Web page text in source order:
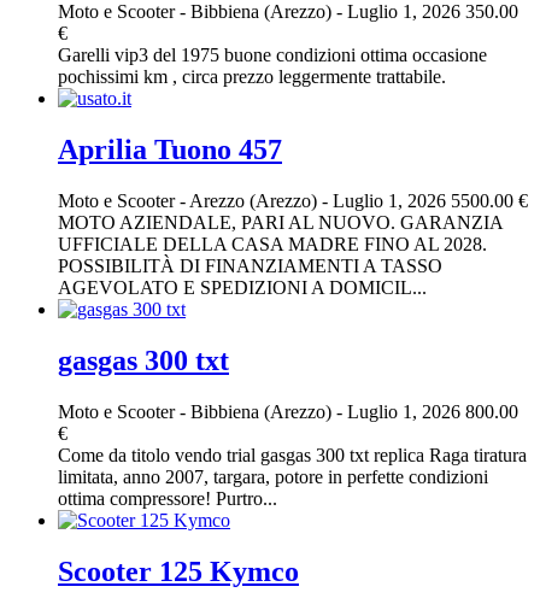
Moto e Scooter- Bibbiena (Arezzo) - Luglio 1, 2026 350.00
€
Garelli vip3 del 1975 buone condizioni ottima occasione
pochissimi km , circa prezzo leggermente trattabile.
Aprilia Tuono 457
Moto e Scooter- Arezzo (Arezzo) - Luglio 1, 2026 5500.00 €
MOTO AZIENDALE, PARI AL NUOVO. GARANZIA
UFFICIALE DELLA CASA MADRE FINO AL 2028.
POSSIBILITÀ DI FINANZIAMENTI A TASSO
AGEVOLATO E SPEDIZIONI A DOMICIL...
gasgas 300 txt
Moto e Scooter- Bibbiena (Arezzo) - Luglio 1, 2026 800.00
€
Come da titolo vendo trial gasgas 300 txt replica Raga tiratura
limitata, anno 2007, targara, potore in perfette condizioni
ottima compressore! Purtro...
Scooter 125 Kymco